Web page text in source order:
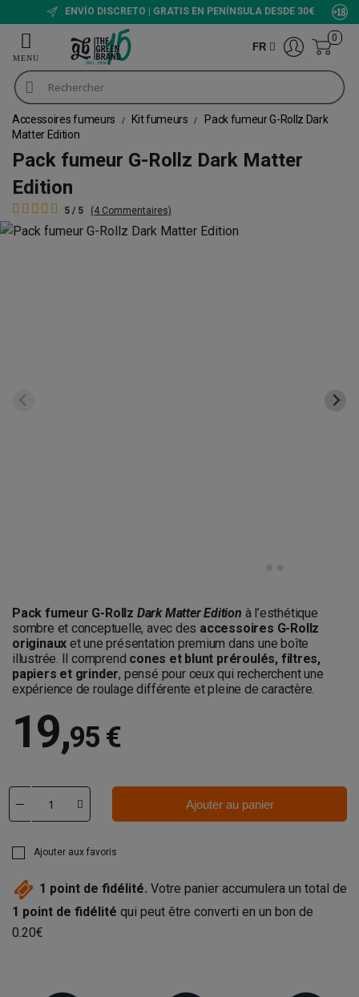
ENVÍO DISCRETO | GRATIS EN PENÍNSULA DESDE 30€
FR
0
Accessoires fumeurs Kit fumeurs
Pack fumeur G-Rollz Dark
Matter Edition
Pack fumeur G-Rollz Dark Matter
Edition
5 / 5 (4 Commentaires)
Pack fumeur G-Rollz Dark Matter Edition à l’esthétique
sombre et conceptuelle, avec des accessoires G-Rollz
originaux et une présentation premium dans une boîte
illustrée. Il comprend cones et blunt préroulés, filtres,
papiers et grinder, pensé pour ceux qui recherchent une
expérience de roulage différente et pleine de caractère.
19,95 €
Ajouter au panier
Ajouter aux favoris
1 point de fidélité. Votre panier accumulera un total de
1 point de fidélité qui peut être converti en un bon de
0.20€